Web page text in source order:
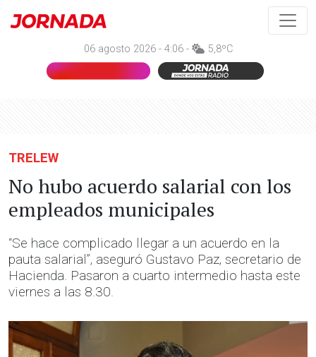
06 agosto 2026 - 4:06 - 5,8ºC
TRELEW
No hubo acuerdo salarial con los
empleados municipales
“Se hace complicado llegar a un acuerdo en la
pauta salarial”, aseguró Gustavo Paz, secretario de
Hacienda. Pasaron a cuarto intermedio hasta este
viernes a las 8.30.